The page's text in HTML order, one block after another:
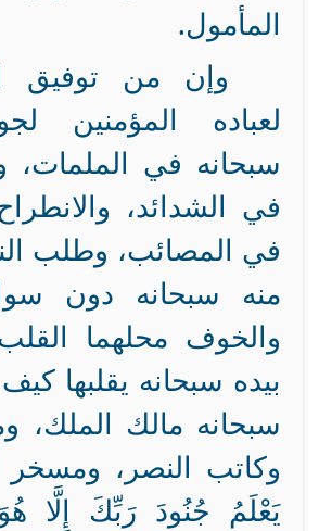
المأمول.
وإن من توفيق
لعباده المؤمنين
سبحانه في الملمات،
في الشدائد،
في المصائب، وطلب
منه سبحانه دون
والخوف محلهما
بيده سبحانه يقلبها
سبحانه مالك الملك،
وكاتب النصر، ومسخر
يَعْلَمُ جُنُودَ رَبِّكَ إِلَّا